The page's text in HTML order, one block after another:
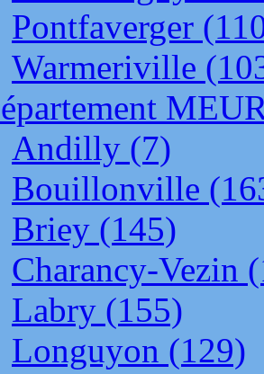
Pontfaverger
Warmeriville
Andilly (7)
Bouillonville
Briey (145)
Charancy-Vezin
Labry (155)
Longuyon (129)